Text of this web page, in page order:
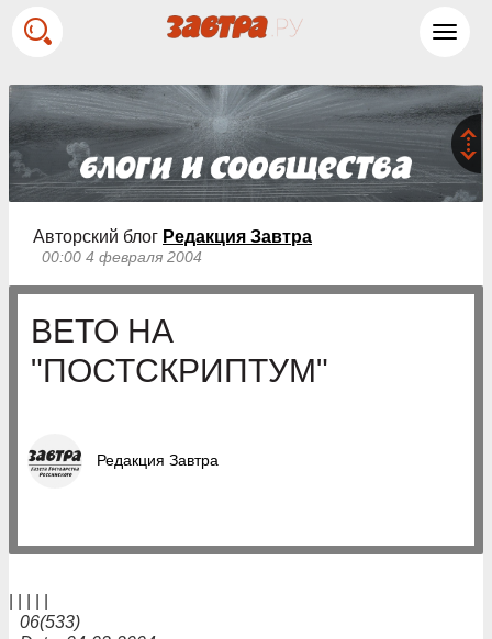
Авторский блог Редакция Завтра
00:00 4 февраля 2004
ВЕТО НА
"ПОСТСКРИПТУМ"
Редакция Завтра
06(533)